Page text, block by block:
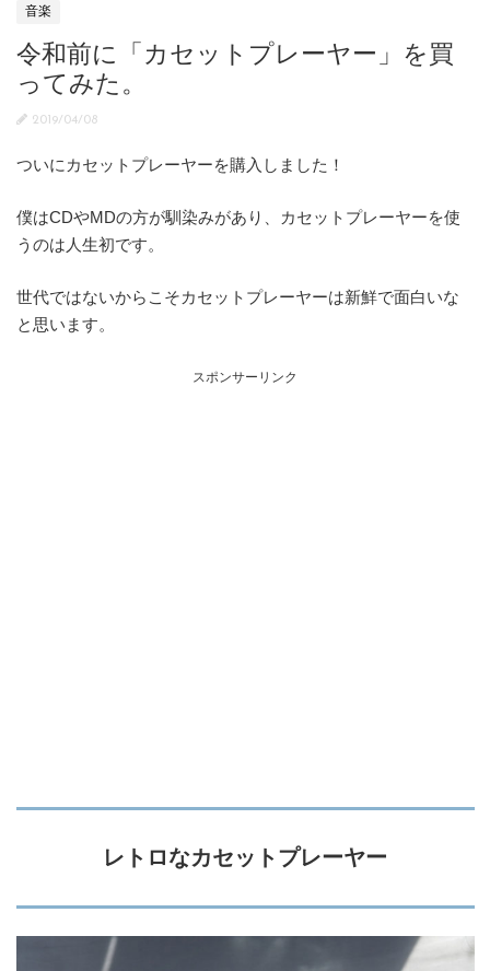
音楽
令和前に「カセットプレーヤー」を買
ってみた。
2019/04/08
ついにカセットプレーヤーを購入しました！
僕はCDやMDの方が馴染みがあり、カセットプレーヤーを使
うのは人生初です。
世代ではないからこそカセットプレーヤーは新鮮で面白いな
と思います。
スポンサーリンク
レトロなカセットプレーヤー